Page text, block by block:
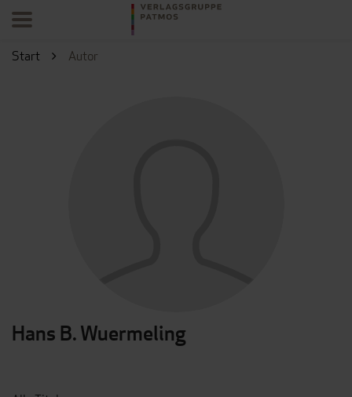
Start Autor
Hans B. Wuermeling